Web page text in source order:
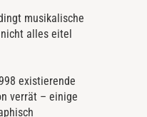
musikalische
nicht alles eitel
existierende
verrät – einige